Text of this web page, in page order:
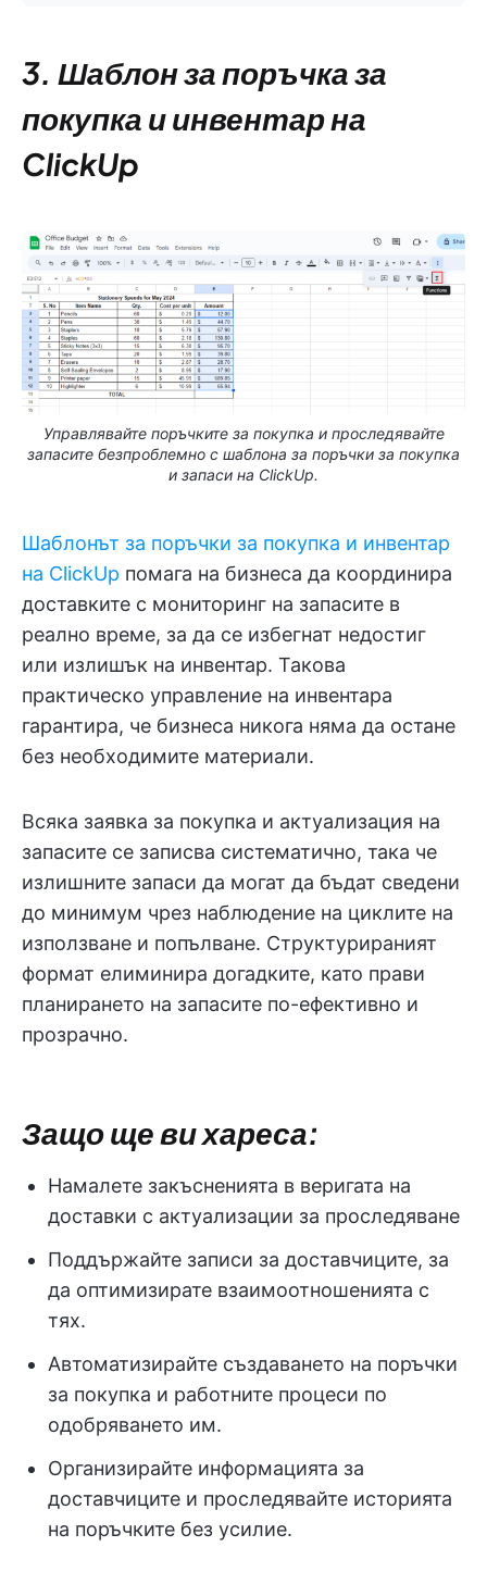
3. Шаблон за поръчка за
покупка и инвентар на
ClickUp
Управлявайте поръчките за покупка и проследявайте
запасите безпроблемно с шаблона за поръчки за покупка
и запаси на ClickUp.
Шаблонът за поръчки за покупка и инвентар
на ClickUp помага на бизнеса да координира
доставките с мониторинг на запасите в
реално време, за да се избегнат недостиг
или излишък на инвентар. Такова
практическо управление на инвентара
гарантира, че бизнеса никога няма да остане
без необходимите материали.
Всяка заявка за покупка и актуализация на
запасите се записва систематично, така че
излишните запаси да могат да бъдат сведени
до минимум чрез наблюдение на циклите на
използване и попълване. Структурираният
формат елиминира догадките, като прави
планирането на запасите по-ефективно и
прозрачно.
Защо ще ви хареса:
Намалете закъсненията в веригата на
доставки с актуализации за проследяване
Поддържайте записи за доставчиците, за
да оптимизирате взаимоотношенията с
тях.
Автоматизирайте създаването на поръчки
за покупка и работните процеси по
одобряването им.
Организирайте информацията за
доставчиците и проследявайте историята
на поръчките без усилие.